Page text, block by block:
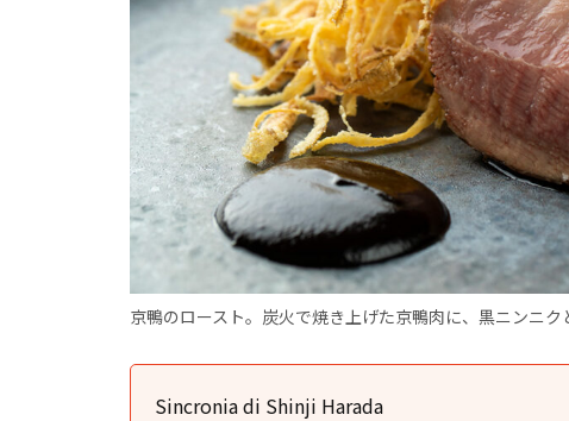
京鴨のロースト。炭火で焼き上げた京鴨肉に、黒ニンニ
Sincronia di Shinji Harada